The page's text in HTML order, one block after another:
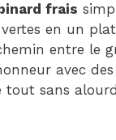
frais
en un
entre le
avec
tout sans